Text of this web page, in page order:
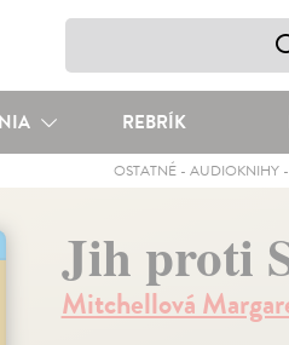
REBRÍK
OSTATNÉ -AUDIOKNIHY -
Jih proti
Mitchellová